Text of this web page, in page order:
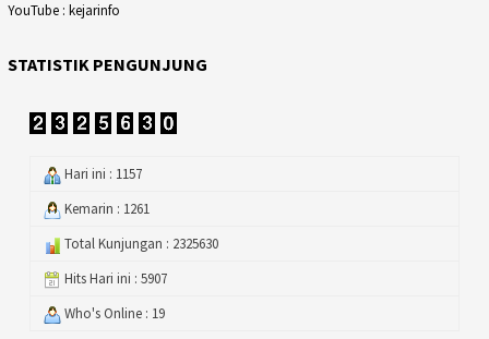
YouTube : kejarinfo
STATISTIK PENGUNJUNG
Hari ini : 1157
Kemarin : 1261
Total Kunjungan : 2325630
Hits Hari ini : 5907
Who's Online : 19